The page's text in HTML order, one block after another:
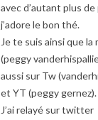
avec d’autant plus
j’adore le bon thé.
Je te suis ainsi que la
(peggy
aussi sur Tw
et YT (peggy gernez).
J’ai relayé sur twitter